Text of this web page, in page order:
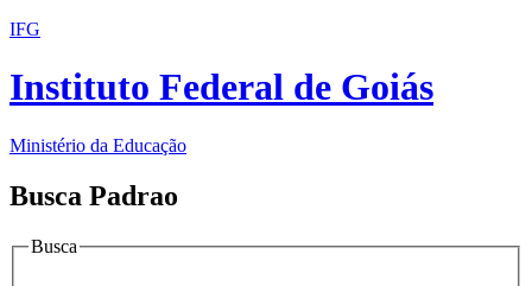
IFG
Instituto Federal de Goiás
Ministério da Educação
Busca Padrao
Busca